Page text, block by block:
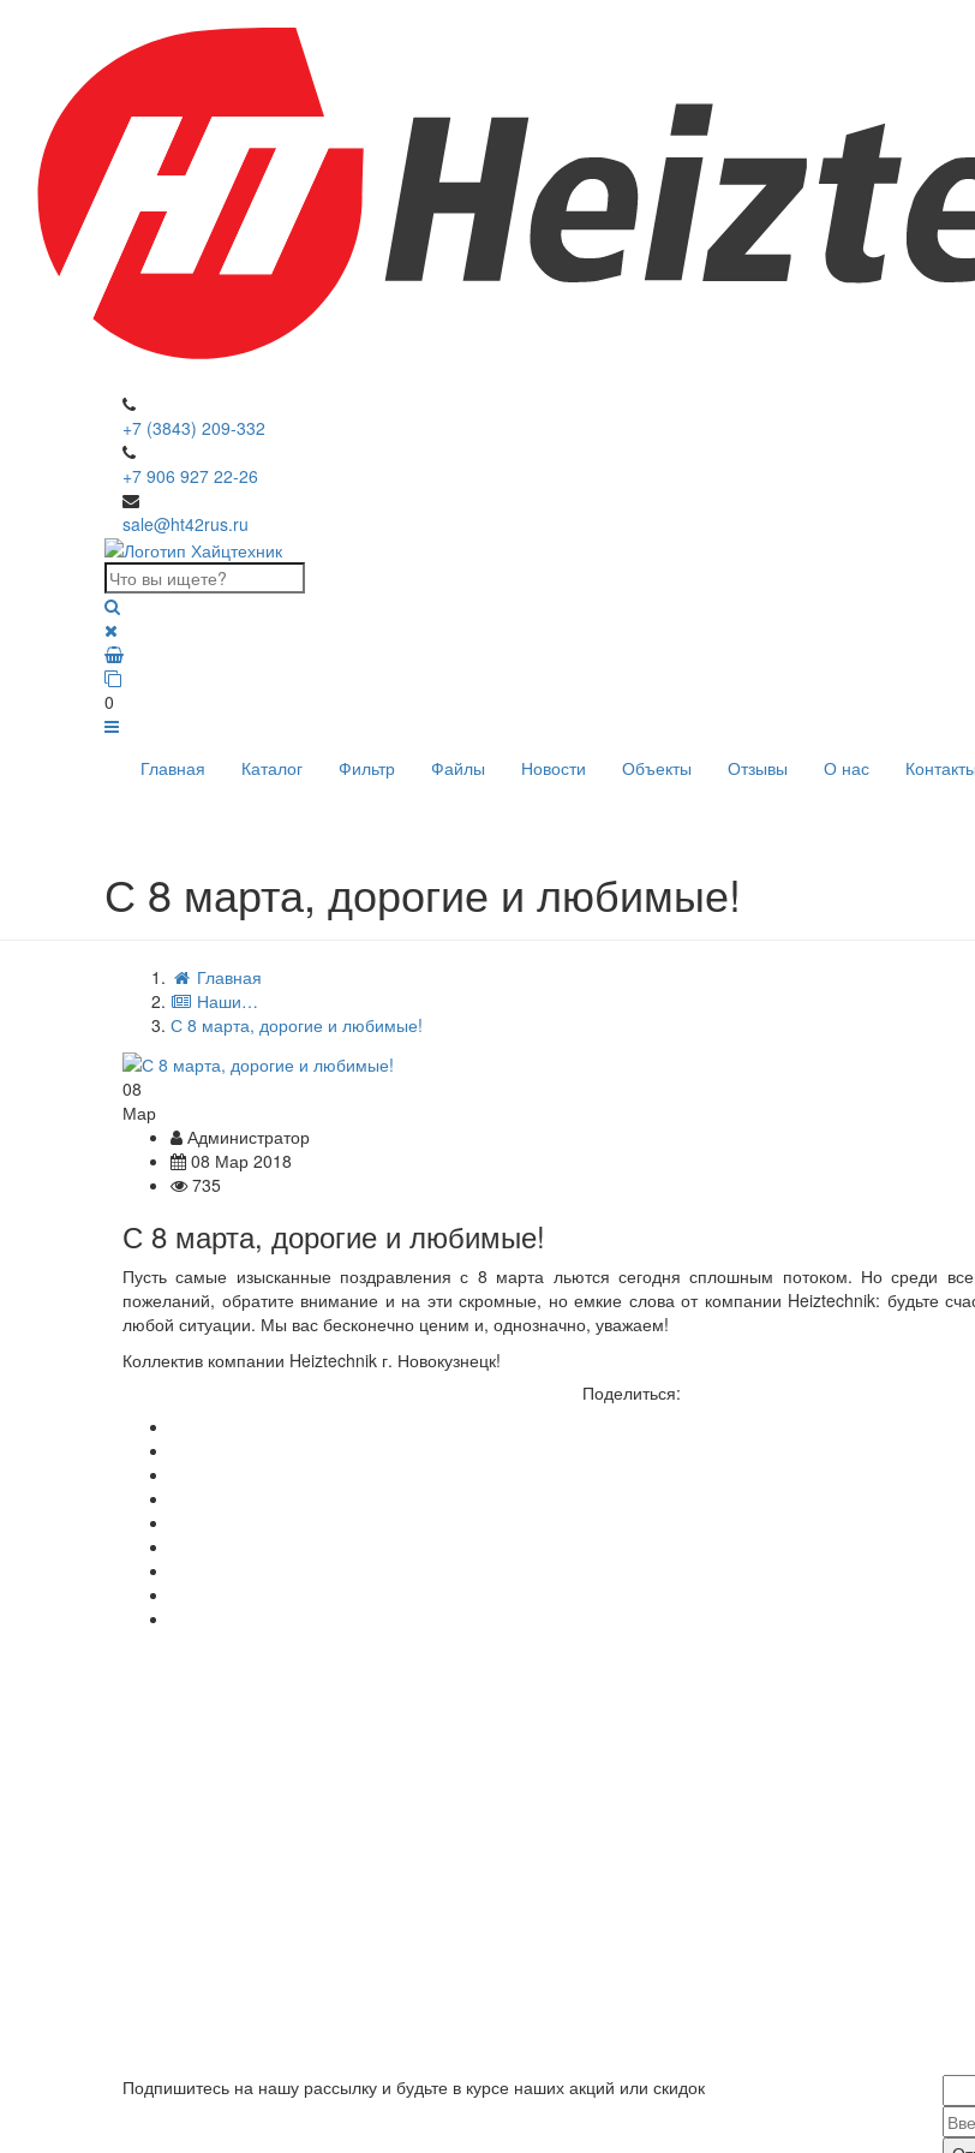
+7 (3843) 209-332
+7 906 927 22-26
sale@ht42rus.ru
0
Главная Каталог Фильтр Файлы Новости Объекты Отзывы О нас Контакты
С 8 марта, дорогие и любимые!
Главная
Наши…
С 8 марта, дорогие и любимые!
08
Мар
Администратор
08 Мар 2018
735
С 8 марта, дорогие и любимые!
Пусть самые изысканные поздравления с 8 марта льются сегодня сплошным потоком. Но среди
пожеланий, обратите внимание и на эти скромные, но емкие слова от компании Heiztechnik: будьте
любой ситуации. Мы вас бесконечно ценим и, однозначно, уважаем!
Коллектив компании Heiztechnik г. Новокузнецк!
Поделиться:
Подпишитесь на нашу рассылку и будьте в курсе наших акций или скидок